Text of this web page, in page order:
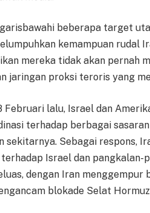
beberapa target
kemampuan rudal
mereka tidak akan pernah
jaringan proksi teroris yang
Februari lalu, Israel dan
terhadap berbagai
sekitarnya. Sebagai respons,
terhadap Israel dan
dengan Iran menggempur
blokade Selat